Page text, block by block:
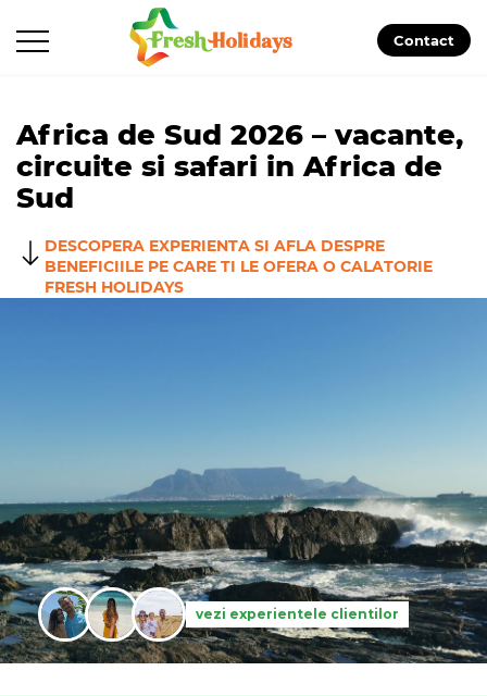
Contact
Africa de Sud 2026 – vacante,
circuite si safari in Africa de
Sud
DESCOPERA EXPERIENTA SI AFLA DESPRE
BENEFICIILE PE CARE TI LE OFERA O CALATORIE
FRESH HOLIDAYS
vezi experientele clientilor